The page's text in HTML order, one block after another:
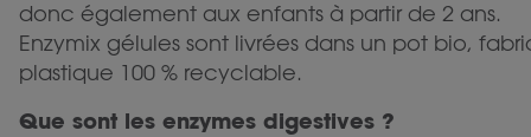
donc également aux enfants à partir de 2 ans.
Enzymix gélules sont livrées dans un pot bio,
plastique 100 % recyclable.
Que sont les enzymes digestives ?